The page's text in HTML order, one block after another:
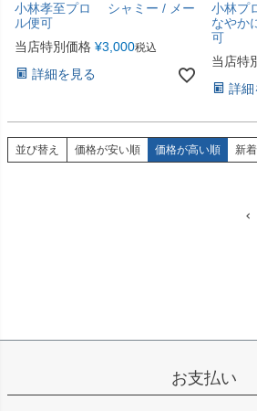
小林孝至プロ シャミー / メー
ル便可
当店特別価格 ¥3,000税込
詳細を見る
小林プ
なやか
可
当店特
詳細
並び替え 価格が安い順 価格が高い順 新
お支払い